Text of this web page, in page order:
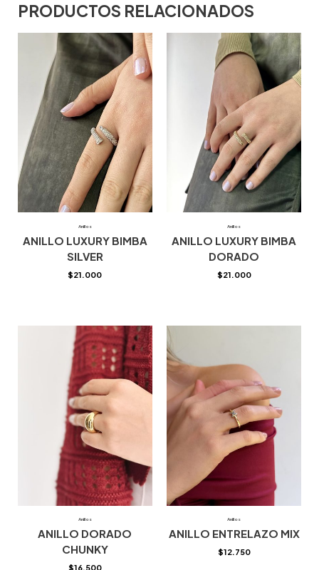
PRODUCTOS RELACIONADOS
Anillos
ANILLO LUXURY BIMBA
SILVER
$21.000
Anillos
ANILLO LUXURY BIMBA
DORADO
$21.000
Anillos
ANILLO DORADO
CHUNKY
$16.500
Anillos
ANILLO ENTRELAZO MIX
$12.750